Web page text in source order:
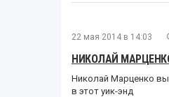
22 мая 2014 в 14:03
НИКОЛАЙ
Николай Марценко
в этот уик-энд